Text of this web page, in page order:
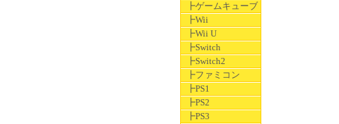
┣ゲームキューブ
┣Wii
┣Wii U
┣Switch
┣Switch2
┣ファミコン
┣PS1
┣PS2
┣PS3